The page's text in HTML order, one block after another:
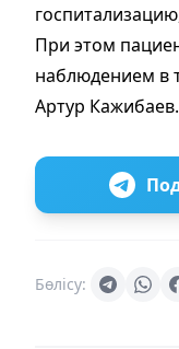
При этом
наблюдением в
Артур Кажибаев.
Бөлісу: